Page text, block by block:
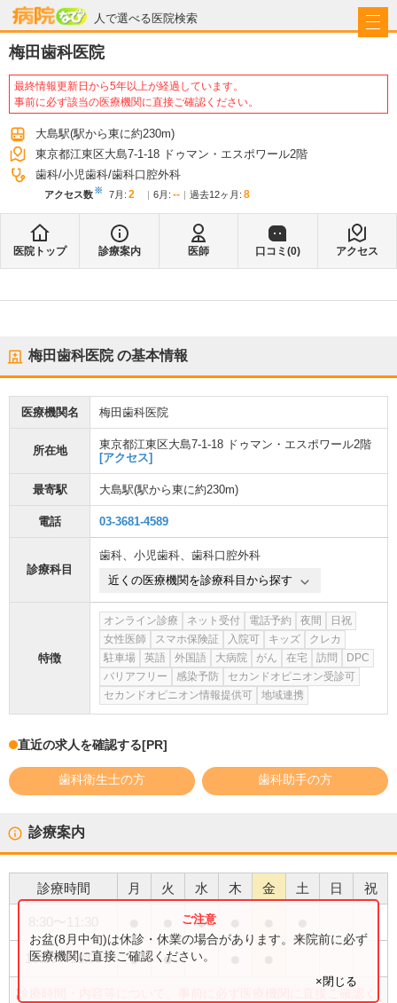
人で選べる医院検索
病院なび
梅田歯科医院
最終情報更新日から5年以上が経過しています。
事前に必ず該当の医療機関に直接ご確認ください。
大島駅(駅から東に約230m)
東京都江東区大島7-1-18 ドゥマン・エスポワール2階
歯科 小児歯科 歯科口腔外科
アクセス数※ 7月 : 2 6月 : -- 過去12ヶ月: 8
医院トップ 診療案内 医師 口コミ(0) アクセス
梅田歯科医院の基本情報
医療機関名 梅田歯科医院
所在地
東京都江東区大島7-1-18 ドゥマン・エスポワール2階
[アクセス]
最寄駅 大島駅(駅から東に約230m)
電話 03-3681-4589
診療科目
歯科、 小児歯科、 歯科口腔外科
近くの医療機関を診療科目から探す
特徴
オンライン診療 ネット受付 電話予約 夜間
日祝
女性医師
スマホ保険証 入院可 キッズ
クレカ
駐車場
英語 外国語 大病院 がん 在宅 訪問
DPC
バリアフリー
感染予防
セカンドオピニオン受診可
セカンドオピニオン情報提供可
地域連携
直近の求人を確認する[PR]
歯科衛生士の方 歯科助手の方
診療案内
診療時間 月 火 水 木 金 土 日 祝
●
15:00〜18:00 ● ●
診療時間・内容等について、事前に必ず医療機関に直接ご確認く
お盆(8月中旬)は休診・休業の場合があります。来院前に必ず
医療機関に直接ご確認ください。
×閉じる